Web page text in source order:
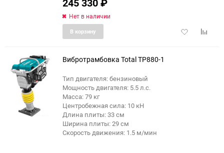
245 330₽
Нет в наличии
Добавить
В корзину
Вибротрамбовка Total TP880-1
Тип двигателя: бензиновый
Мощность двигателя: 5.5 л.с.
Масса: 79 кг
Центробежная сила: 10 кН
Длина плиты: 33 см
Ширина плиты: 29 см
Скорость движения: 1.5 м/мин